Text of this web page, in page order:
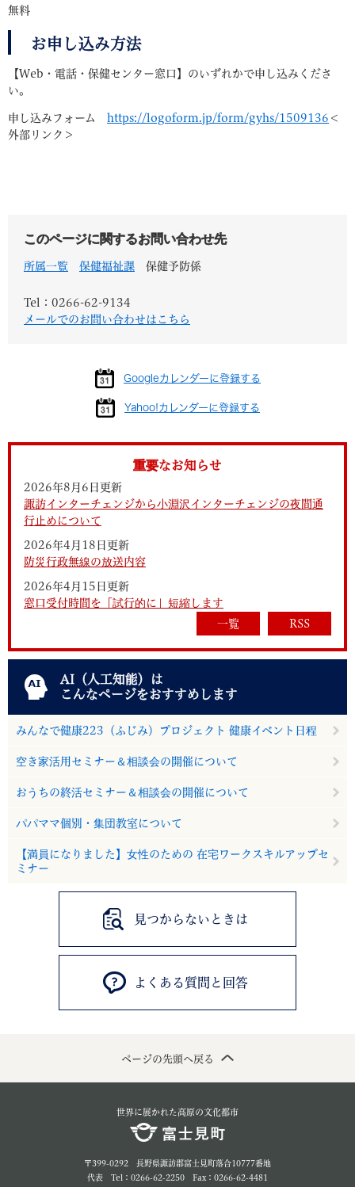
無料
お申し込み方法
【Web・電話・保健センター窓口】のいずれかで申し込みくださ
い。
申し込みフォーム https://logoform.jp/form/gyhs/1509136 ＜
外部リンク＞
このページに関するお問い合わせ先
所属一覧 保健福祉課 保健予防係
Tel：0266-62-9134
メールでのお問い合わせはこちら
Googleカレンダーに登録する
Yahoo!カレンダーに登録する
重要なお知らせ
2026年8月6日更新
諏訪インターチェンジから小淵沢インターチェンジの夜間通
行止めについて
2026年4月18日更新
防災行政無線の放送内容
2026年4月15日更新
窓口受付時間を「試行的に」短縮します
一覧
RSS
AI（人工知能）は
こんなページをおすすめします
みんなで健康223（ふじみ）プロジェクト 健康イベント日程
空き家活用セミナー＆相談会の開催について
おうちの終活セミナー＆相談会の開催について
パパママ個別・集団教室について
【満員になりました】女性のための 在宅ワークスキルアップセ
ミナー
見つからないときは
よくある質問と回答
ページの先頭へ戻る
世界に展かれた高原の文化都市
〒399-0292 長野県諏訪郡富士見町落合10777番地
代表 Tel：0266-62-2250 Fax：0266-62-4481